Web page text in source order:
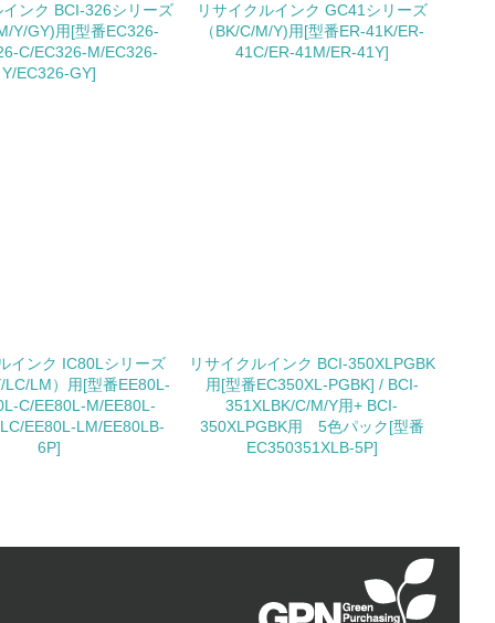
クル目標や計画を立てている
チェック
インク BCI-326シリーズ
Y/GY)用[型番EC326-
C/EC326-M/EC326-
Y/EC326-GY]
リサイクルインク GC41シリーズ
（BK/C/M/Y)用[型番ER-41K/ER-
41C/ER-41M/ER-41Y]
インク IC80Lシリーズ
LC/LM）用[型番EE80L-
C/EE80L-M/EE80L-
EE80L-LM/EE80LB-
6P]
リサイクルインク BCI-350XLPGBK
用[型番EC350XL-PGBK] / BCI-
351XLBK/C/M/Y用+ BCI-
350XLPGBK用 5色パック[型番
EC350351XLB-5P]